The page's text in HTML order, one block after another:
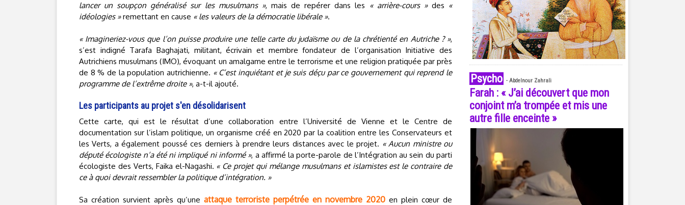
lancer un soupçon généralisé sur les musulmans », mais de repérer dans les « arrière-cours »des «
idéologies »remettant en cause « les valeurs de la démocratie libérale ».
« Imagineriez-vous que l’on puisse produire une telle carte du judaïsme ou de la chrétienté en Autriche ? »,
s’est indigné Tarafa Baghajati, militant, écrivain et membre fondateur de l’organisation Initiative des
Autrichiens musulmans (IMO), évoquant un amalgame entre le terrorisme et une religion pratiquée par près
de 8 % de la population autrichienne. « C’est inquiétant et je suis déçu par ce gouvernement qui reprend le
programme de l’extrême droite », a-t-il ajouté.
Les participants au projet s'en désolidarisent
Cette carte, qui est le résultat d’une collaboration entre l’Université de Vienne et le Centre de
documentation sur l’islam politique, un organisme créé en 2020 par la coalition entre les Conservateurs et
les Verts, a également poussé ces derniers à prendre leurs distances avec le projet. « Aucun ministre ou
député écologiste n’a été ni impliqué ni informé », a affirmé la porte-parole de l’Intégration au sein du parti
écologiste des Verts, Faika el-Nagashi. « Ce projet qui mélange musulmans et islamistes est le contraire de
ce à quoi devrait ressembler la politique d’intégration. »
Sa création survient après qu’une attaque terroriste perpétrée en novembre 2020 en plein cœur de
Psycho - Abdelnour Zahrali
Farah : « J’ai découvert que mon
conjoint m’a trompée et mis une
autre fille enceinte »